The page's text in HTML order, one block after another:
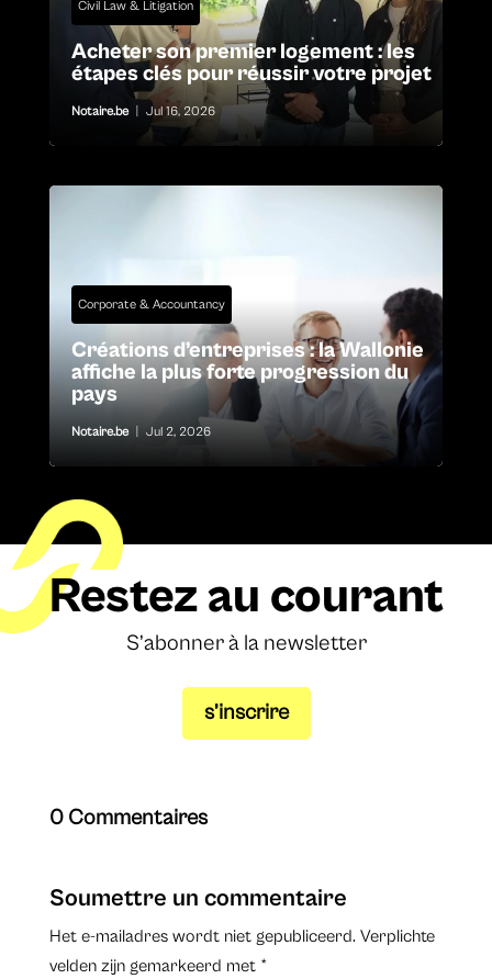
Civil Law & Litigation
Acheter son premier logement : les
étapes clés pour réussir votre projet
Notaire.be Jul 16, 2026
Corporate & Accountancy
Créations d’entreprises : la Wallonie
affiche la plus forte progression du
pays
Notaire.be Jul 2, 2026
Restez au courant
S’abonner à la newsletter
s’inscrire
0 Commentaires
Soumettre un commentaire
Het e-mailadres wordt niet gepubliceerd. Verplichte
velden zijn gemarkeerd met *